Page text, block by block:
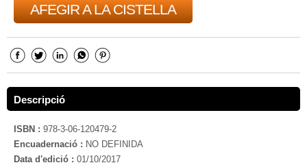
AFEGIR A LA CISTELLA
Descripció
ISBN : 978-3-06-120479-2
Encuadernació : NO DEFINIDA
Data d'edició : 01/10/2017